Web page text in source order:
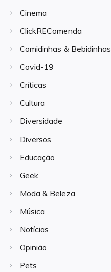
Cinema
ClickREComenda
Comidinhas & Bebidinhas
Covid-19
Críticas
Cultura
Diversidade
Diversos
Educação
Geek
Moda & Beleza
Música
Notícias
Opinião
Pets